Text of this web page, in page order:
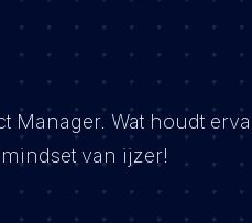
Manager. Wat houdt
van ijzer!